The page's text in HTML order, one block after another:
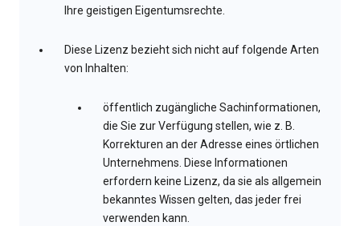
Ihre geistigen Eigentumsrechte.
Diese Lizenz bezieht sich nicht auf folgende Arten
von Inhalten:
öffentlich zugängliche Sachinformationen,
die Sie zur Verfügung stellen, wie z. B.
Korrekturen an der Adresse eines örtlichen
Unternehmens. Diese Informationen
erfordern keine Lizenz, da sie als allgemein
bekanntes Wissen gelten, das jeder frei
verwenden kann.